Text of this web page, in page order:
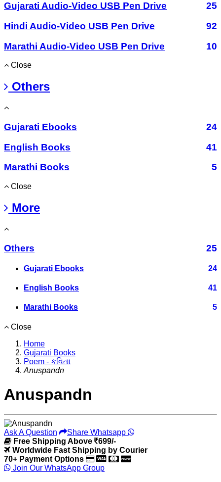
Gujarati Audio-Video USB Pen Drive
25
Hindi Audio-Video USB Pen Drive
92
Marathi Audio-Video USB Pen Drive
10
Close
Others
Gujarati Ebooks
24
English Books
41
Marathi Books
5
Close
More
Others 25
Gujarati Ebooks 24
English Books 41
Marathi Books 5
Close
Home
Gujarati Books
Poem - કવિતા
Anuspandn
Anuspandn
Ask A Question
Share Whatsapp
Free Shipping Above
699/-
Worldwide Fast Shipping by Courier
70+ Payment Options
Join Our WhatsApp Group